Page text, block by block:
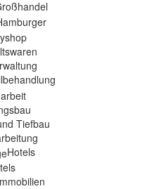
Tiefbau
Hotels